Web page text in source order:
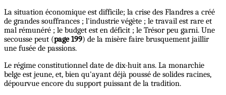
La situation économique est difficile; la crise des Flandres a créé
de grandes souffrances ; l'industrie végète ; le travail est rare et
mal rémunéré ; le budget est en déficit ; le Trésor peu garni. Une
secousse peut (page 199) de la misère faire brusquement jaillir
une fusée de passions.
Le régime constitutionnel date de dix-huit ans. La monarchie
belge est jeune, et, bien qu'ayant déjà poussé de solides racines,
dépourvue encore du support puissant de la tradition.